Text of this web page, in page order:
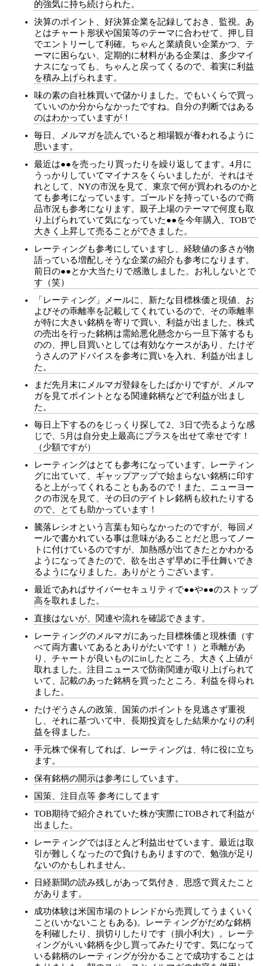
的強気に持ち続けられた。
決算のポイント、好決算企業を記録しておき、監視。あ
とはチャート形状や国策等のテーマに合わせて、押し目
でエントリーして利確。ちゃんと業績良い企業かつ、テ
ーマに困らない、定期的に材料がある企業は、多少マイ
ナスになっても、ちゃんと戻ってくるので、着実に利益
を積み上げられます。
味の素の自社株買いで儲かりました。でもいくらで買っ
ていいのか分からなかったですね。自分の判断ではある
のはわかっていますが！
毎日、メルマガを読んでいると相場観が養われるように
思います。
最近は●●を売ったり買ったりを繰り返してます。4月に
うっかりしていてマイナスをくらいましたが、それはそ
れとして、NYの市況を見て、東京で何が買われるのかと
ても参考になっています。ゴールドを持っているので商
品市況も参考になります。親子上場のテーマで何度も取
り上げられていて気になっていた●●を今年購入、TOBで
大きく上昇して売ることができました。
レーティングも参考にしていますし、経験値の多さが物
語っている増配しそうな企業の紹介も参考になります。
前日の●●とか大当たりで感激しました。お礼しないとで
す（笑）
「レーティング」メールに、新たな目標株価と現値、お
よびその乖離率を記載してくれているので、その乖離率
が特に大きい銘柄を寄りで買い、利益が出ました。株式
の売出を行った銘柄は需給悪化懸念から一旦下落するも
のの、押し目買いとしては有効なケースがあり、たけぞ
うさんのアドバイスを参考に買いを入れ、利益が出まし
た。
まだ先月末にメルマガ登録をしたばかりですが、メルマ
ガを見てポイントとなる関連銘柄などで利益が出まし
た。
毎日上下するのをじっくり探して2、3日で売るような感
じで、5月は自分史上最高にプラスを出せて幸せです！
（少額ですが）
レーティングはとても参考になっています。レーティン
グに出ていて、ギャップアップで始まらない銘柄に印す
ると上がってくれることもあるので！また、ニューヨー
クの市況を見て、その日のデイトレ銘柄も絞れたりする
ので、とても助かっています！
騰落レシオという言葉も知らなかったのですが、毎回メ
ールで書かれている事は意味があることだと思ってノー
トに付けているのですが、加熱感が出てきたとかわかる
ようになってきたので、欲を出さず早めに手仕舞いでき
るようになりました。ありがとうございます。
最近であればサイバーセキュリティで●●や●●のストップ
高を取れました。
直接はないが、関連や流れを確認できます。
レーティングのメルマガにあった目標株価と現株価（す
べて両方書いてあるとありがたいです！）と乖離があ
り、チャートが良いものにinしたところ、大きく上値が
取れました。注目ニュースで防衛関連が取り上げられて
いて、記載のあった銘柄を買ったところ、利益を得られ
ました。
たけぞうさんの政策、国策のポイントを見逃さず重視
し、それに基づいて中、長期投資をした結果かなりの利
益を得ました。
手元株で保有してれば、レーティングは、特に役に立ち
ます。
保有銘柄の開示は参考にしています。
国策、注目点等 参考にしてます
TOB期待で紹介されていた株が実際にTOBされて利益が
出ました。
レーティングではほとんど利益出せています。最近は取
引が難しくなったので負けもありますので、勉強が足り
ないのかもしれません。
日経新聞の読み残しがあって気付き、思惑で買えたこと
があります。
成功体験は米国市場のトレンドから売買してうまくいく
こと(いかないこともある)。レーティングがだめな銘柄
を利確したり、損切りしたりです（損小利大）。レーテ
ィングがいい銘柄を少し買ってみたりです。気になって
いる銘柄のレーティングが分かることで成功することは